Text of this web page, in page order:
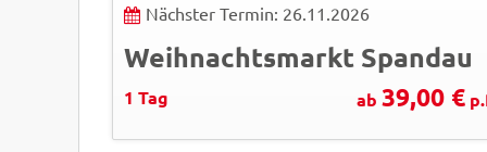
Nächster Termin: 26.11.2026
Weihnachtsmarkt Spandau
1 Tag ab 39,00 €